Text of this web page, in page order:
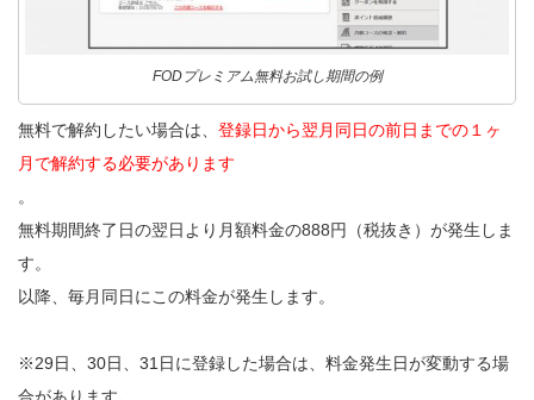
FODプレミアム無料お試し期間の例
無料で解約したい場合は、 登録日から翌月同日の前日までの１ヶ
月で解約する必要があります
。
無料期間終了日の翌日より月額料金の888円（税抜き）が発生しま
す。
以降、毎月同日にこの料金が発生します。
※29日、30日、31日に登録した場合は、料金発生日が変動する場
合があります。